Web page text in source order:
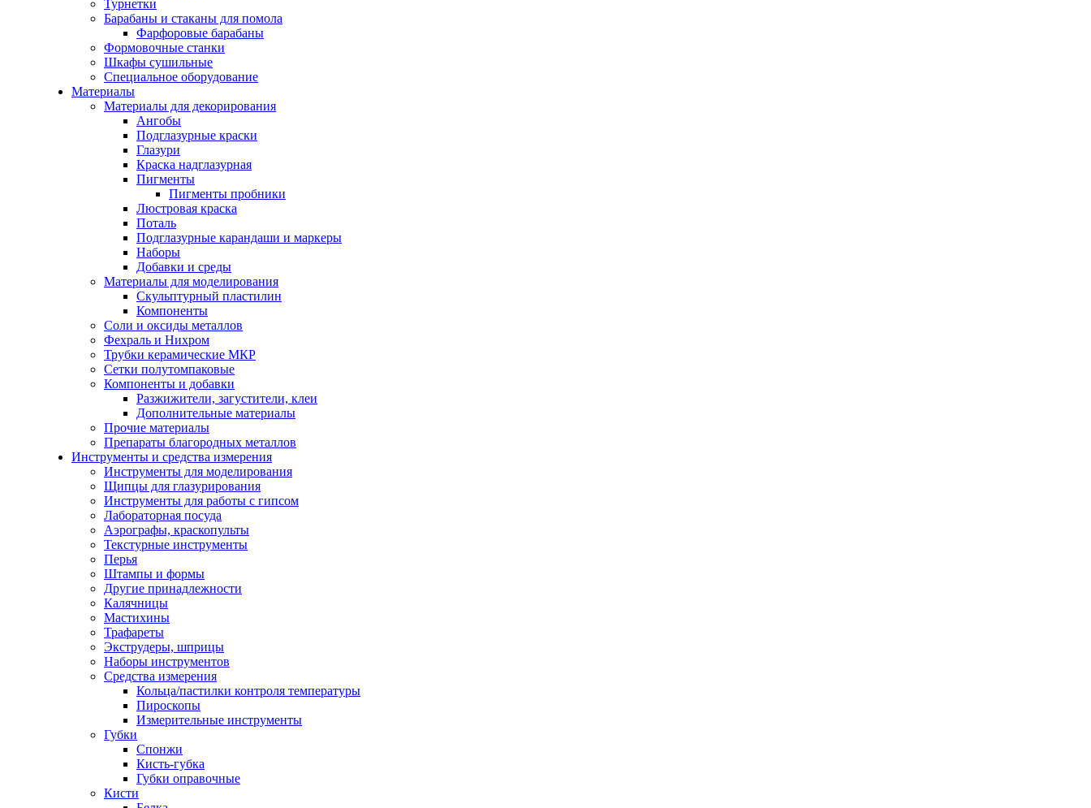
Турнетки
Барабаны и стаканы для помола
Фарфоровые барабаны
Формовочные станки
Шкафы сушильные
Специальное оборудование
Материалы
Материалы для декорирования
Ангобы
Подглазурные краски
Глазури
Краска надглазурная
Пигменты
Пигменты пробники
Люстровая краска
Поталь
Подглазурные карандаши и маркеры
Наборы
Добавки и среды
Материалы для моделирования
Скульптурный пластилин
Компоненты
Соли и оксиды металлов
Фехраль и Нихром
Трубки керамические МКР
Сетки полутомпаковые
Компоненты и добавки
Разжижители, загустители, клеи
Дополнительные материалы
Прочие материалы
Препараты благородных металлов
Инструменты и средства измерения
Инструменты для моделирования
Щипцы для глазурирования
Инструменты для работы с гипсом
Лабораторная посуда
Аэрографы, краскопульты
Текстурные инструменты
Перья
Штампы и формы
Другие принадлежности
Калячницы
Мастихины
Трафареты
Экструдеры, шприцы
Наборы инструментов
Средства измерения
Кольца/пастилки контроля температуры
Пироскопы
Измерительные инструменты
Губки
Спонжи
Кисть-губка
Губки оправочные
Кисти